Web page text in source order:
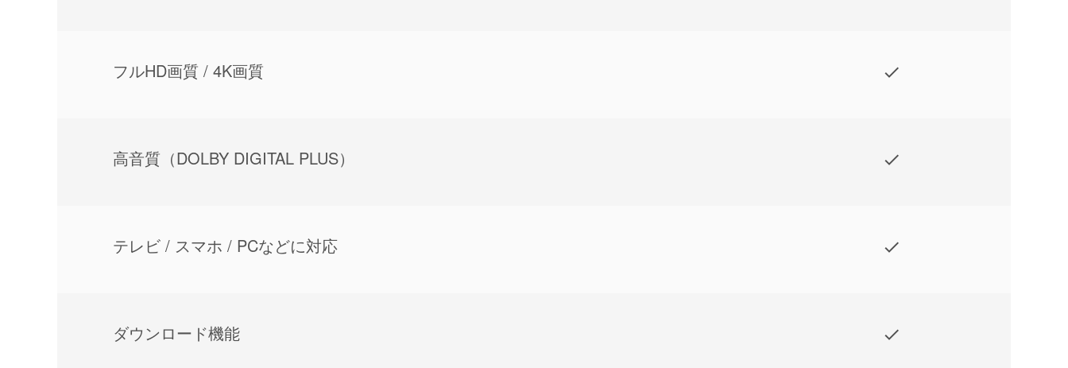
フルHD画質 / 4K画質
⾼⾳質（DOLBY DIGITAL PLUS）
テレビ / スマホ / PCなどに対応
ダウンロード機能